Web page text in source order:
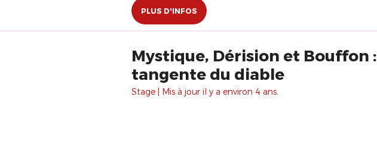
PLUS D'INFOS
Mystique, Dérision et Bouffon
tangente du diable
Stage | Mis à jour il y a environ 4 ans.